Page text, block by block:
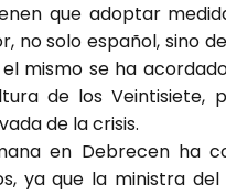
que adoptar
no solo español, sino
mismo se ha
de los Veintisiete,
de la crisis.
en Debrecen ha
ya que la ministra